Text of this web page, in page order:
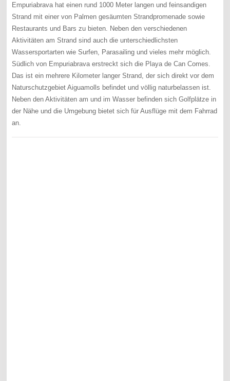
Empuriabrava hat einen rund 1000 Meter langen und feinsandigen
Strand mit einer von Palmen gesäumten Strandpromenade sowie
Restaurants und Bars zu bieten. Neben den verschiedenen
Aktivitäten am Strand sind auch die unterschiedlichsten
Wassersportarten wie Surfen, Parasailing und vieles mehr möglich.
Südlich von Empuriabrava erstreckt sich die Playa de Can Comes.
Das ist ein mehrere Kilometer langer Strand, der sich direkt vor dem
Naturschutzgebiet Aiguamolls befindet und völlig naturbelassen ist.
Neben den Aktivitäten am und im Wasser befinden sich Golfplätze in
der Nähe und die Umgebung bietet sich für Ausflüge mit dem Fahrrad
an.